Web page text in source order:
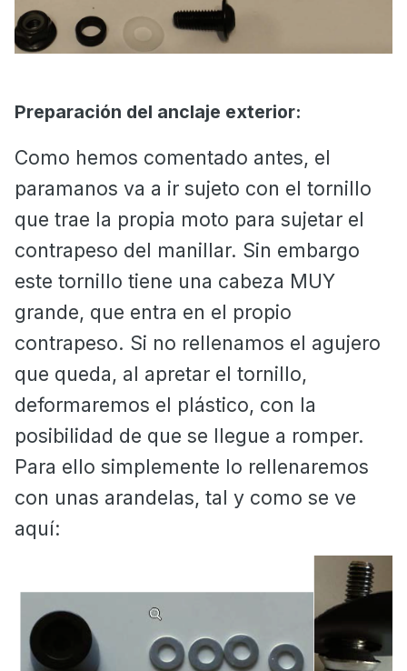
Preparación del anclaje exterior:
Como hemos comentado antes, el
paramanos va a ir sujeto con el tornillo
que trae la propia moto para sujetar el
contrapeso del manillar. Sin embargo
este tornillo tiene una cabeza MUY
grande, que entra en el propio
contrapeso. Si no rellenamos el agujero
que queda, al apretar el tornillo,
deformaremos el plástico, con la
posibilidad de que se llegue a romper.
Para ello simplemente lo rellenaremos
con unas arandelas, tal y como se ve
aquí: